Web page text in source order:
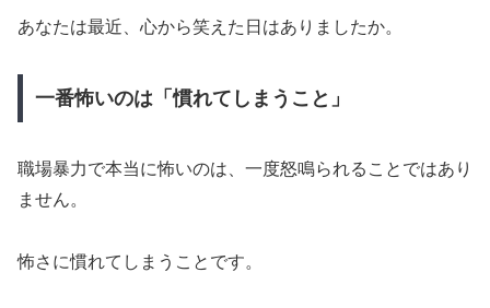
あなたは最近、心から笑えた日はありましたか。
一番怖いのは「慣れてしまうこと」
職場暴力で本当に怖いのは、一度怒鳴られることではあり
ません。
怖さに慣れてしまうことです。